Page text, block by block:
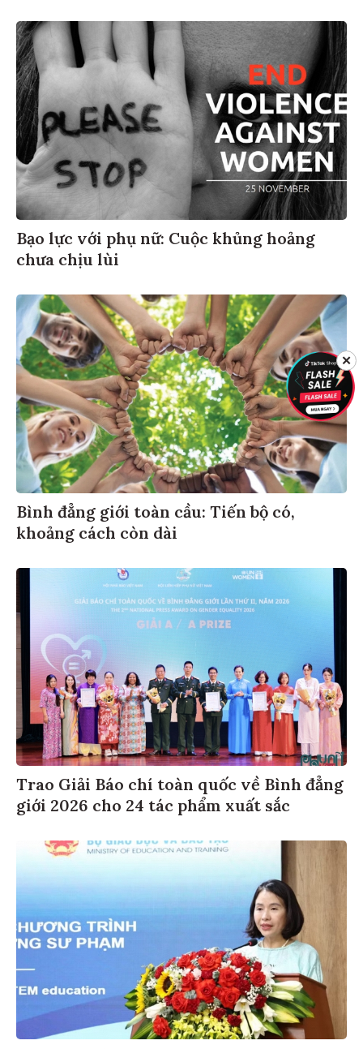
Bạo lực với phụ nữ: Cuộc khủng hoảng
chưa chịu lùi
Bình đẳng giới toàn cầu: Tiến bộ có,
khoảng cách còn dài
Trao Giải Báo chí toàn quốc về Bình đẳng
giới 2026 cho 24 tác phẩm xuất sắc
✕